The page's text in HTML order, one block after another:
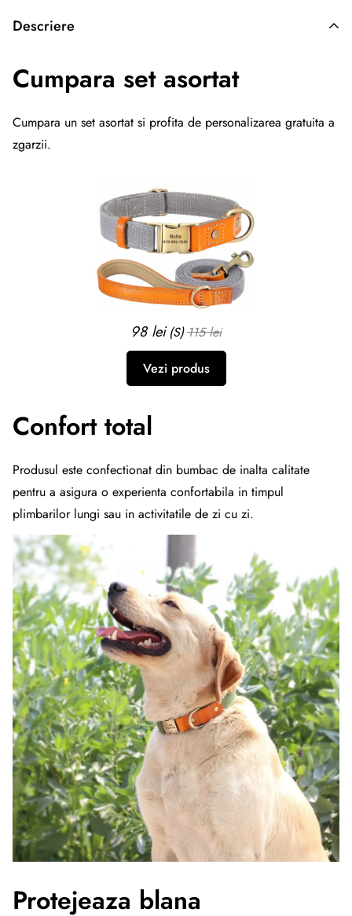
Descriere
Cumpara set asortat
Cumpara un set asortat si profita de personalizarea gratuita a
zgarzii.
98 lei (S)115 lei
Vezi produs
Confort total
Produsul este confectionat din bumbac de inalta calitate
pentru a asigura o experienta confortabila in timpul
plimbarilor lungi sau in activitatile de zi cu zi.
Protejeaza blana